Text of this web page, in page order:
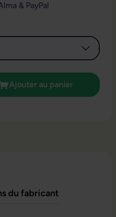
& PayPal
: Entrez la quantité
Ajouter au panier
du fabricant